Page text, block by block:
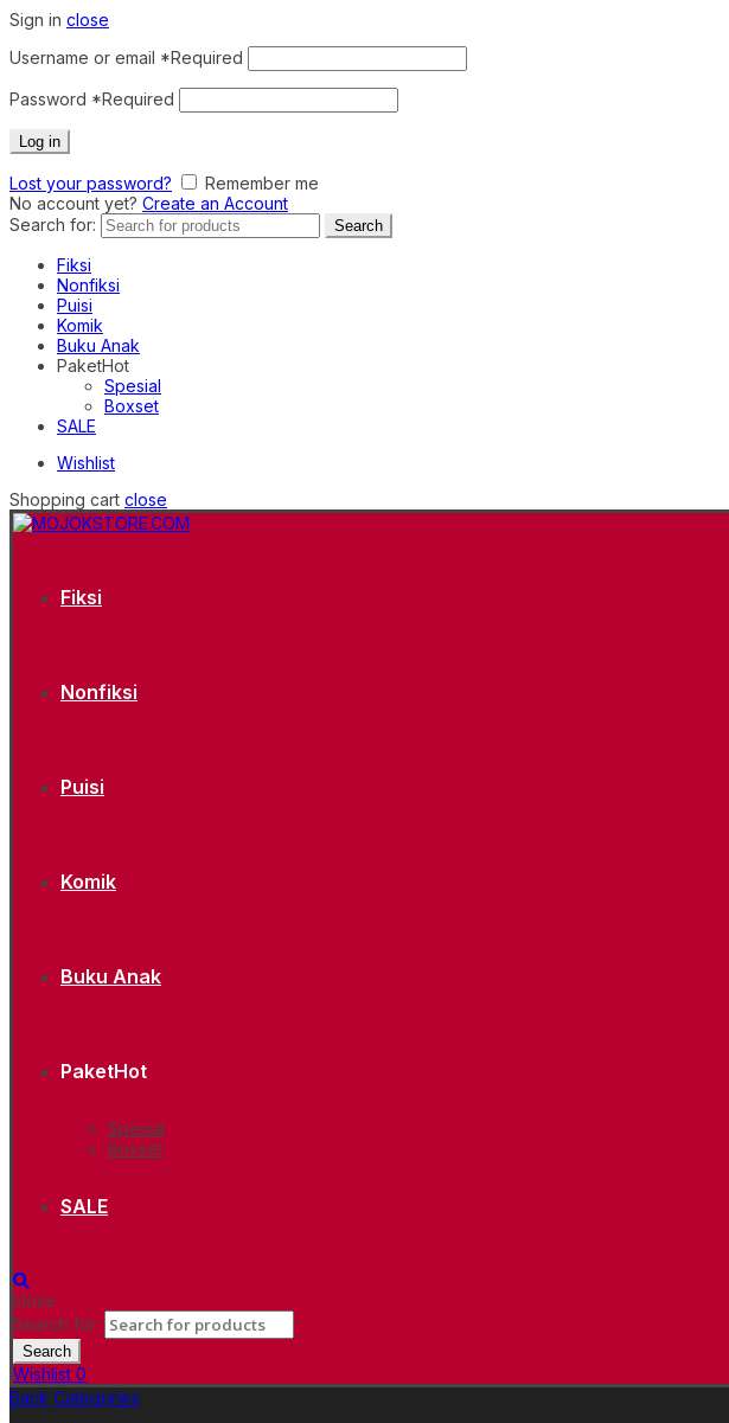
Sign in close
Username or email *Required
Password *Required
Log in
Lost your password?
Remember me
No account yet? Create an Account
Search for:
Search
Fiksi
Nonfiksi
Puisi
Komik
Buku Anak
PaketHot
Spesial
Boxset
SALE
Wishlist
Shopping cart close
Fiksi
Nonfiksi
Puisi
Komik
Buku Anak
PaketHot
Spesial
Boxset
SALE
close
Search for:
Search
Wishlist 0
Back Categories